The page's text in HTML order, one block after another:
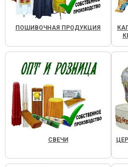
ПОШИВОЧНАЯ ПРОДУКЦИЯ
СВЕЧИ